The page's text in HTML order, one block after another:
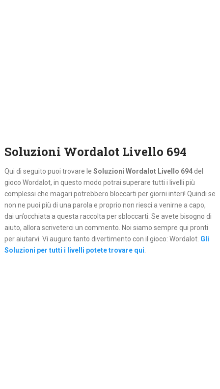
Soluzioni Wordalot Livello 694
Qui di seguito puoi trovare le Soluzioni Wordalot Livello 694del
gioco Wordalot, in questo modo potrai superare tutti i livelli più
complessi che magari potrebbero bloccarti per giorni interi! Quindi se
non ne puoi più di una parola e proprio non riesci a venirne a capo,
dai un’occhiata a questa raccolta per sbloccarti. Se avete bisogno di
aiuto, allora scriveterci un commento. Noi siamo sempre qui pronti
per aiutarvi. Vi auguro tanto divertimento con il gioco: Wordalot. Gli
Soluzioni per tutti i livelli potete trovare qui.